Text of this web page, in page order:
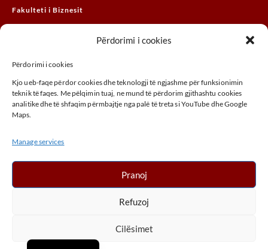
Përdorimi i cookies
Përdorimi i cookies
Kjo ueb-faqe përdor cookies dhe teknologji të ngjashme për funksionimin
teknik të faqes. Me pëlqimin tuaj, ne mund të përdorim gjithashtu cookies
analitike dhe të shfaqim përmbajtje nga palë të treta si YouTube dhe Google
Maps.
Manage services
Pranoj
Refuzoj
Cilësimet
Fakulteti i Biznesit
Fakulteti i Arteve
ADRESA
Rr. UÇK-së, 30000,Pejë, Kosovë
info@unhz.eu
Haxhi Zeka University © 2026. All Rights Reserved.